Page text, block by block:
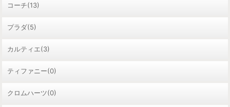
コーチ(13)
プラダ(5)
カルティエ(3)
ティファニー(0)
クロムハーツ(0)